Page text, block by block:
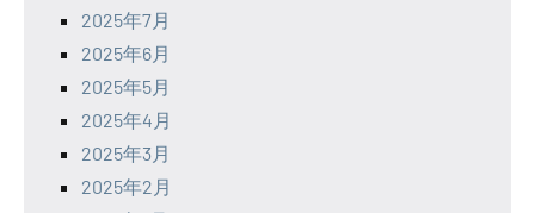
2025年7月
2025年6月
2025年5月
2025年4月
2025年3月
2025年2月